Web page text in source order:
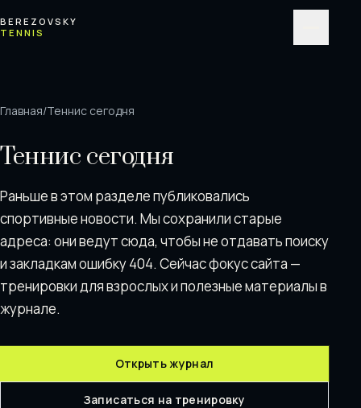
BEREZOVSKY
TENNIS
Главная/Теннис сегодня
Теннис сегодня
Раньше в этом разделе публиковались
спортивные новости. Мы сохранили старые
адреса: они ведут сюда, чтобы не отдавать поискy
и закладкам ошибку 404. Сейчас фокус сайта —
тренировки для взрослых и полезные материалы в
журнале.
Открыть журнал
Записаться на тренировку